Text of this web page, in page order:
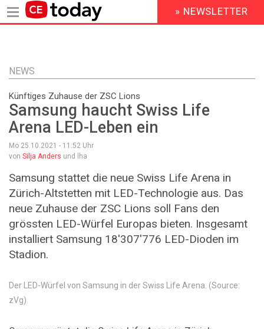
Inhalt
HEADER
MENU
» NEWSLETTER
NEWS
Künftiges Zuhause der ZSC Lions
Samsung haucht Swiss Life
Arena LED-Leben ein
Mo 25.10.2021 - 11:52 Uhr
von Silja Anders und lha
Samsung stattet die neue Swiss Life Arena in
Zürich-Altstetten mit LED-Technologie aus. Das
neue Zuhause der ZSC Lions soll Fans den
grössten LED-Würfel Europas bieten. Insgesamt
installiert Samsung 18'307'776 LED-Dioden im
Stadion.
Der LED-Würfel von Samsung in der Swiss Life Arena. (Source:
zVg)